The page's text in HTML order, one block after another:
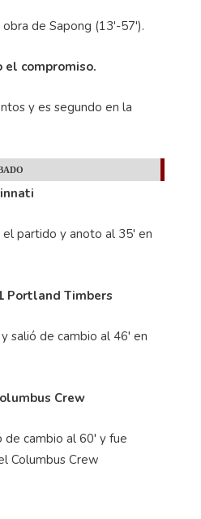
de Sapong (13'-57').
compromiso.
y es segundo en la
partido y anoto al 35' en
Portland Timbers
salió de cambio al 46' en
Crew
de cambio al 60' y fue
Columbus Crew